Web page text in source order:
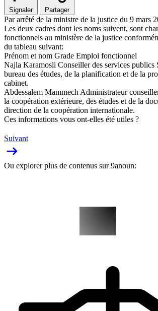
Signaler Partager
Par arrêté de la ministre de la justice du 9 mars
Les deux cadres dont les noms suivent, sont
fonctionnels au ministère de la justice
du tableau suivant:
Prénom et nom Grade Emploi fonctionnel
Najla Karamosli Conseiller des services publics
bureau des études, de la planification et de la
cabinet.
Abdessalem Mammech Administrateur
la coopération extérieure, des études et de la
direction de la coopération internationale.
Ces informations vous ont-elles été utiles ?
Suivant
Ou explorer plus de contenus sur 9anoun: